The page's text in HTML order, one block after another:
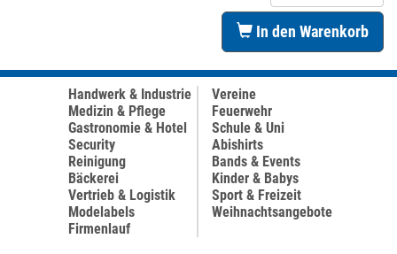
In den Warenkorb
Handwerk & Industrie
Medizin & Pflege
Gastronomie & Hotel
Security
Reinigung
Bäckerei
Vertrieb & Logistik
Modelabels
Firmenlauf
Vereine
Feuerwehr
Schule & Uni
Abishirts
Bands & Events
Kinder & Babys
Sport & Freizeit
Weihnachtsangebote